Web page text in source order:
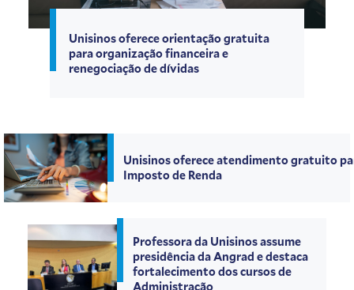
Unisinos oferece orientação gratuita
para organização financeira e
renegociação de dívidas
Unisinos oferece atendimento gratuito
Imposto de Renda
Professora da Unisinos assume
presidência da Angrad e destaca
fortalecimento dos cursos de
Administração